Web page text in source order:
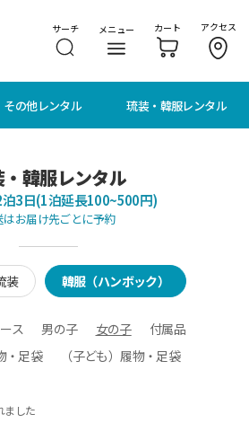
サーチ メニュー カート アクセス
その他レンタル 琉装・韓服レンタル
韓服レンタル
3日(1泊延長100~500円)
はお届け先ごとに予約
装 韓服（ハンボック）
ス 男の子 女の子
付属品
・足袋
（子ども）履物・足袋
ました